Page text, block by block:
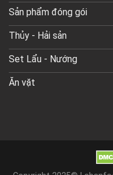
Sản phẩm đóng gói
Thủy - Hải sản
Set Lẩu - Nướng
Ăn vặt